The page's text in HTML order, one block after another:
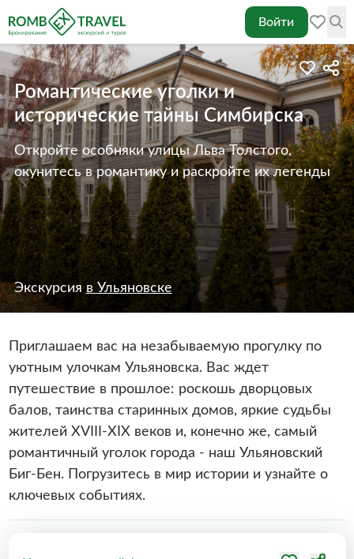
Войти
Романтические уголки и
исторические тайны Симбирска
Откройте особняки улицы Льва Толстого,
окунитесь в романтику и раскройте их легенды
Экскурсия в Ульяновске
Приглашаем вас на незабываемую прогулку по
уютным улочкам Ульяновска. Вас ждет
путешествие в прошлое: роскошь дворцовых
балов, таинства старинных домов, яркие судьбы
жителей XVIII-XIX веков и, конечно же, самый
романтичный уголок города - наш Ульяновский
Биг-Бен. Погрузитесь в мир истории и узнайте о
ключевых событиях.